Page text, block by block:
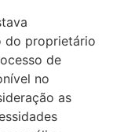
do proprietário
de
no
as